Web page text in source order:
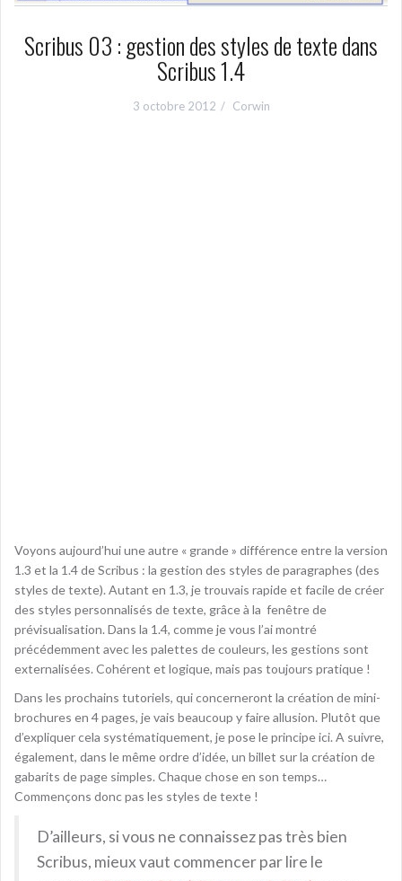
Scribus 03 : gestion des styles de texte dans
Scribus 1.4
3 octobre 2012 Corwin
Voyons aujourd’hui une autre « grande » différence entre la version
1.3 et la 1.4 de Scribus : la gestion des styles de paragraphes (des
styles de texte). Autant en 1.3, je trouvais rapide et facile de créer
des styles personnalisés de texte, grâce à la fenêtre de
prévisualisation. Dans la 1.4, comme je vous l’ai montré
précédemment avec les palettes de couleurs, les gestions sont
externalisées. Cohérent et logique, mais pas toujours pratique !
Dans les prochains tutoriels, qui concerneront la création de mini-
brochures en 4 pages, je vais beaucoup y faire allusion. Plutôt que
d’expliquer cela systématiquement, je pose le principe ici. A suivre,
également, dans le même ordre d’idée, un billet sur la création de
gabarits de page simples. Chaque chose en son temps…
Commençons donc pas les styles de texte !
D’ailleurs, si vous ne connaissez pas très bien
Scribus, mieux vaut commencer par lire le